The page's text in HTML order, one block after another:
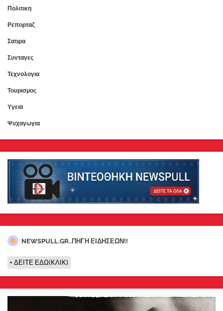
Πολιτικη
Ρεπορταζ
Σατιρα
Συνταγες
Τεχνολογια
Τουρισμος
Υγεια
Ψυχαγωγια
NEWSPULL.GR..ΠΗΓΗ ΕΙΔΗΣΕΩΝ!!
ΔΕΙΤΕ ΕΔΩ(ΚΛΙΚ)